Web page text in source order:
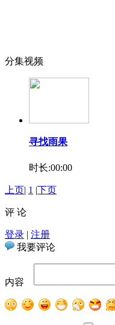
分集视频
寻找雨果
时长:00:00
上页| 1 |下页
评 论
登录 | 注册
我要评论
内容